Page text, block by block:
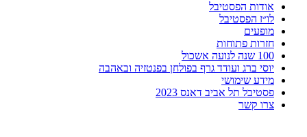
אודות הפסטיבל
לו״ז הפסטיבל
מופעים
חזרות פתוחות
100 שנה לנועה אשכול
יוסי ברג ועודד גרף בפולחן בפנטזיה ובאהבה
מידע שימושי
פסטיבל תל אביב דאנס 2023
צרו קשר